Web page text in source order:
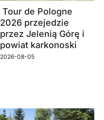
Tour de Pologne
2026 przejedzie
przez Jelenią Górę i
powiat karkonoski
2026-08-05